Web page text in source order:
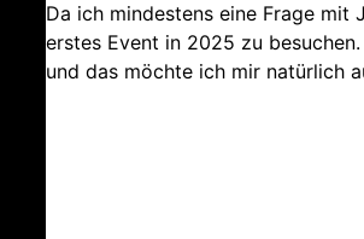
Da ich mindestens eine Frage
erstes Event in 2025 zu
und das möchte ich mir natürlich